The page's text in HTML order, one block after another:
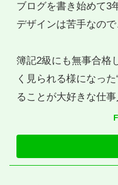
ブログを書き始めて3
デザインは苦手なの
簿記2級にも無事合格
く見られる様になっ
ることが大好きな仕事